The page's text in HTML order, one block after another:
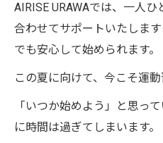
AIRISE URAWAでは、一人
合わせてサポートいたしま
でも安心して始められます。
この夏に向けて、今こそ運
「いつか始めよう」と思っ
に時間は過ぎてしまいます。